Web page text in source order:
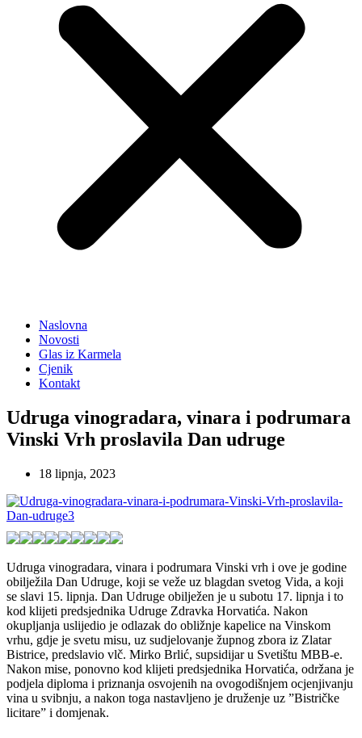
Naslovna
Novosti
Glas iz Karmela
Cjenik
Kontakt
Udruga vinogradara, vinara i podrumara
Vinski Vrh proslavila Dan udruge
18 lipnja, 2023
Udruga vinogradara, vinara i podrumara Vinski vrh i ove je godine
obilježila Dan Udruge, koji se veže uz blagdan svetog Vida, a koji
se slavi 15. lipnja. Dan Udruge obilježen je u subotu 17. lipnja i to
kod klijeti predsjednika Udruge Zdravka Horvatića. Nakon
okupljanja uslijedio je odlazak do obližnje kapelice na Vinskom
vrhu, gdje je svetu misu, uz sudjelovanje župnog zbora iz Zlatar
Bistrice, predslavio vlč. Mirko Brlić, supsidijar u Svetištu MBB-e.
Nakon mise, ponovno kod klijeti predsjednika Horvatića, održana je
podjela diploma i priznanja osvojenih na ovogodišnjem ocjenjivanju
vina u svibnju, a nakon toga nastavljeno je druženje uz ”Bistričke
licitare” i domjenak.